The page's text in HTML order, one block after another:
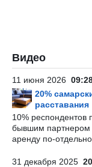
Видео
11 июня 2026
20%
расставания
10% респондентов
бывшим партнером
аренду по-
31 декабря 2025